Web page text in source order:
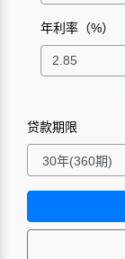
年利率（%）
贷款期限